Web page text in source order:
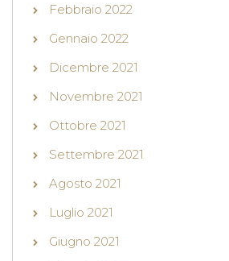
Febbraio 2022
Gennaio 2022
Dicembre 2021
Novembre 2021
Ottobre 2021
Settembre 2021
Agosto 2021
Luglio 2021
Giugno 2021